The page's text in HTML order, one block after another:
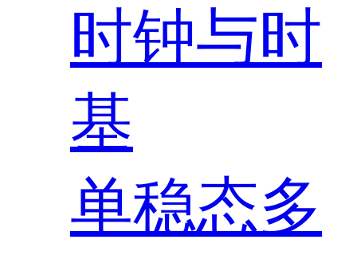
时钟与时
基
单稳态多